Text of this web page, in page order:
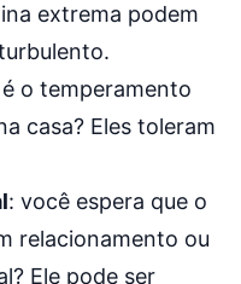
extrema podem
o temperamento
casa? Eles toleram
: você espera que o
relacionamento ou
Ele pode ser